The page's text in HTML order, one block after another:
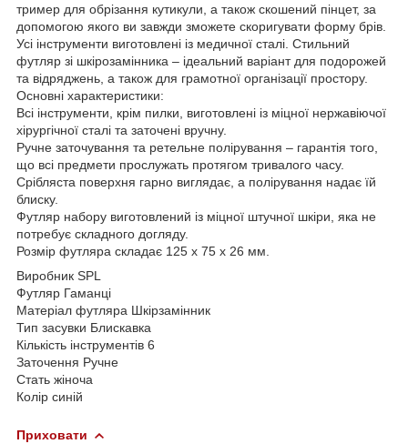
тример для обрізання кутикули, а також скошений пінцет, за
допомогою якого ви завжди зможете скоригувати форму брів.
Усі інструменти виготовлені із медичної сталі. Стильний
футляр зі шкірозамінника – ідеальний варіант для подорожей
та відряджень, а також для грамотної організації простору.
Основні характеристики:
Всі інструменти, крім пилки, виготовлені із міцної нержавіючої
хірургічної сталі та заточені вручну.
Ручне заточування та ретельне полірування – гарантія того,
що всі предмети прослужать протягом тривалого часу.
Срібляста поверхня гарно виглядає, а полірування надає їй
блиску.
Футляр набору виготовлений із міцної штучної шкіри, яка не
потребує складного догляду.
Розмір футляра складає 125 х 75 х 26 мм.
Виробник SPL
Футляр Гаманці
Матеріал футляра Шкірзамінник
Тип засувки Блискавка
Кількість інструментів 6
Заточення Ручне
Стать жіноча
Колір синій
Приховати